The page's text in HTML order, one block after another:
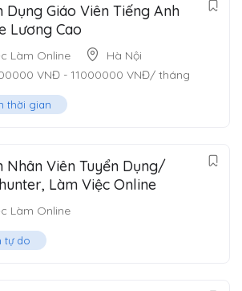
Dụng Giáo Viên Tiếng Anh
Lương Cao
Làm Online
Hà Nội
VNĐ - 11000000 VNĐ/ tháng
thời gian
Nhân Viên Tuyển Dụng/
Làm Việc Online
Làm Online
tự do